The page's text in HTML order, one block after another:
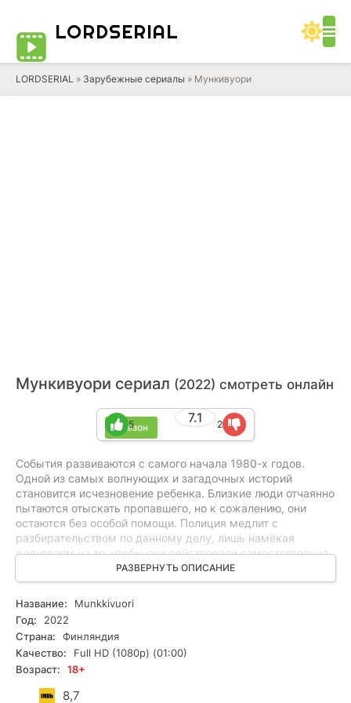
LORDSERIAL
LORDSERIAL » Зарубежные сериалы » Мункивуори
Мункивуори сериал (2022) смотреть онлайн
1 сезон
7.1
5 2
События развиваются с самого начала 1980-х годов.
Одной из самых волнующих и загадочных историй
становится исчезновение ребенка. Близкие люди отчаянно
пытаются отыскать пропавшего, но к сожалению, они
остаются без особой помощи. Полиция медлит с
разбирательством по данному делу, лишь намекая
родителям на то, чтобы они действовали самостоятельно.
Родители же, потерявшие рассудок от боли, решают взять
правосудие в свои руки и отправляются на поиски своего
ребенка, на надежду, что найдут его живым. Отчаянная и
местонахождение представлены взглядом других детей,
проживающих в этом городе. Оригинальный текст:
События берут своё начало в восьмидесятые годы
прошлого столетия. В центре внимания случай, связанный
с загадочным исчезновением ребёнка. Близкие люди
РАЗВЕРНУТЬ ОПИСАНИЕ
Название:
Munkkivuori
Год:
2022
Страна:
Финляндия
Качество:
Full HD (1080p) (01:00)
Возраст:
18+
8,7